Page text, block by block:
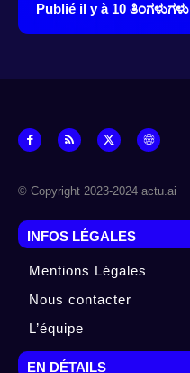
Publié il y à 10 ತಿಂಗಳುಗಳು
© Copyright 2023-2024 actu.ai
INFOS LÉGALES
Mentions Légales
Nous contacter
L’équipe
EN DÉTAILS